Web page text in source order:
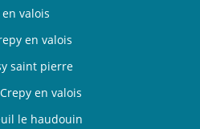
valois
en valois
saint pierre
en valois
le haudouin